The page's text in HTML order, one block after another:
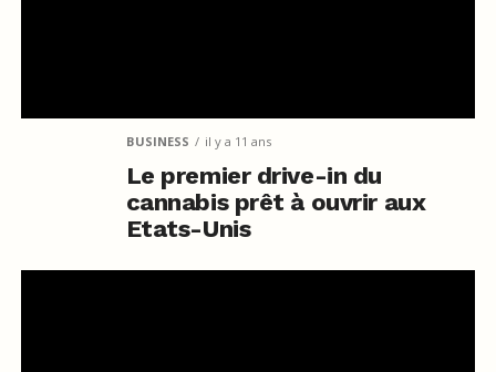
BUSINESS il y a 11 ans
Le premier drive-in du
cannabis prêt à ouvrir aux
Etats-Unis